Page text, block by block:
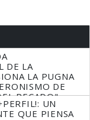
DE LA
LA PUGNA
DE
PECADO"
UN
QUE PIENSA